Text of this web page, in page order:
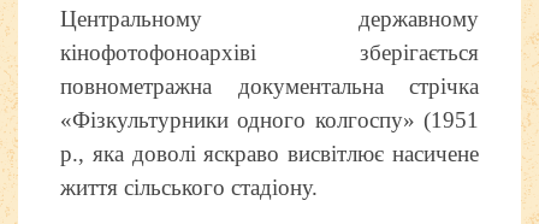
Центральному державному
кінофотофоноархіві зберігається
повнометражна документальна стрічка
«Фізкультурники одного колгоспу» (1951
р., яка доволі яскраво висвітлює насичене
життя сільського стадіону.